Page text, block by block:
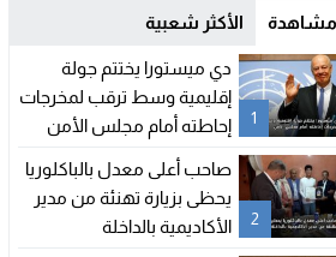
مشاهدة الأكثر شعبية
1
دي ميستورا يختتم جولة
إقليمية وسط ترقب لمخرجات
إحاطته أمام مجلس الأمن
2
صاحب أعلى معدل بالباكلوريا
يحظى بزيارة تهنئة من مدير
الأكاديمية بالداخلة